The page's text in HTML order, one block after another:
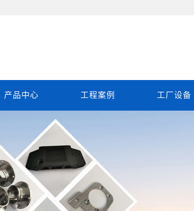
产品中心 工程案例 工厂设备